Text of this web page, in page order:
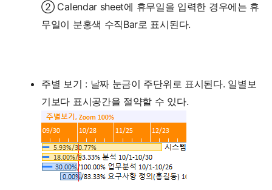
② Calendar sheet에 휴무일을 입력한 경우에는 휴
무일이 분홍색 수직Bar로 표시된다.
주별 보기 : 날짜 눈금이 주단위로 표시된다. 일별보
기보다 표시공간을 절약할 수 있다.